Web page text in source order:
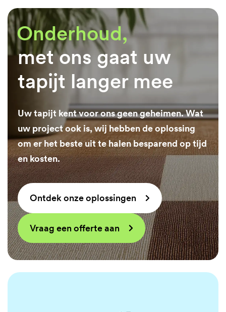
Onderhoud,
met ons gaat uw
tapijt langer mee
Uw tapijt kent voor ons geen geheimen. Wat
uw project ook is, wij hebben de oplossing
om er het beste uit te halen besparend op tijd
en kosten.
Ontdek onze oplossingen
Vraag een offerte aan